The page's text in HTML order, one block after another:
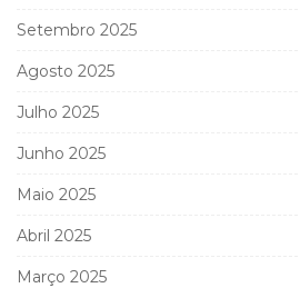
Setembro 2025
Agosto 2025
Julho 2025
Junho 2025
Maio 2025
Abril 2025
Março 2025